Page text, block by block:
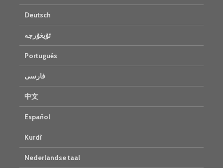
Deutsch
ئۇيغۇرچە
Português
فارسی
中文
Español
Kurdî
Nederlandse taal